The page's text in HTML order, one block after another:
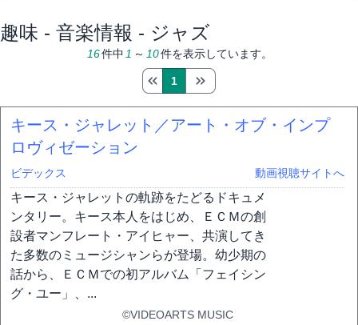
趣味 - 音楽情報 - ジャズ
16件中 1 ～ 10件を表示しています。
1
キース・ジャレット／アート・オブ・インプ
ロヴィゼーション
ビデックス 動画視聴サイトへ
キース・ジャレットの軌跡をたどるドキュメ
ンタリー。キース本人をはじめ、ＥＣＭの創
設者マンフレート・アイヒャー、共演してき
た多数のミュージシャンらが登場。幼少期の
話から、ＥＣＭでの初アルバム「フェイシン
グ・ユー」、...
©VIDEOARTS MUSIC